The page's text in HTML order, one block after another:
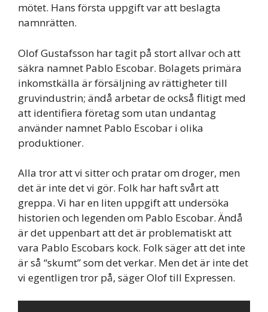
mötet. Hans första uppgift var att beslagta
namnrätten.
Olof Gustafsson har tagit på stort allvar och att
säkra namnet Pablo Escobar. Bolagets primära
inkomstkälla är försäljning av rättigheter till
gruvindustrin; ändå arbetar de också flitigt med
att identifiera företag som utan undantag
använder namnet Pablo Escobar i olika
produktioner.
Alla tror att vi sitter och pratar om droger, men
det är inte det vi gör. Folk har haft svårt att
greppa. Vi har en liten uppgift att undersöka
historien och legenden om Pablo Escobar. Ändå
är det uppenbart att det är problematiskt att
vara Pablo Escobars kock. Folk säger att det inte
är så “skumt” som det verkar. Men det är inte det
vi egentligen tror på, säger Olof till Expressen.